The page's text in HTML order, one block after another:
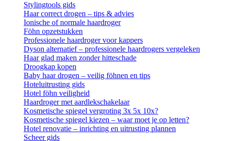
Stylingtools gids
Haar correct drogen – tips & advies
Ionische of normale haardroger
Föhn opzetstukken
Professionele haardroger voor kappers
Dyson alternatief – professionele haardrogers vergeleken
Haar glad maken zonder hitteschade
Droogkap kopen
Baby haar drogen – veilig föhnen en tips
Hoteluitrusting gids
Hotel föhn veiligheid
Haardroger met aardlekschakelaar
Kosmetische spiegel vergroting 3x 5x 10x?
Kosmetische spiegel kiezen – waar moet je op letten?
Hotel renovatie – inrichting en uitrusting plannen
Scheer gids